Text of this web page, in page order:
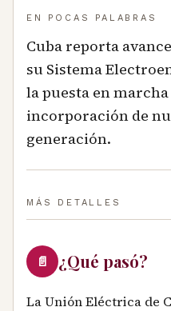
EN POCAS PALABRAS
Cuba reporta
su Sistema
la puesta en
incorporación de
generación.
MÁS DETALLES
📄 ¿Qué pasó?
La Unión Eléctrica de